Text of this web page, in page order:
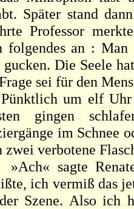
Später stand
Professor
folgendes an :
Die Seele
sei für den
um elf Uhr
gingen
im Schnee
zwei verbotene
sagte Renate
ich vermiß das
Szene. Also ich